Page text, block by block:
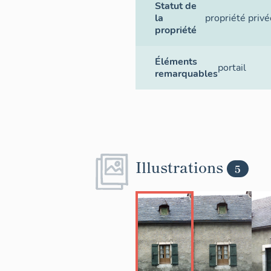
Statut de
la
propriété
propriété
Éléments
remarquablesportail
Illustrations 5